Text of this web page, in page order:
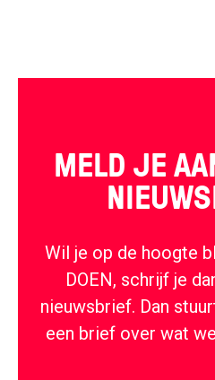
MELD JE
Wil je op de hoogte
DOEN, schrijf je
nieuwsbrief. Dan
een brief over wat